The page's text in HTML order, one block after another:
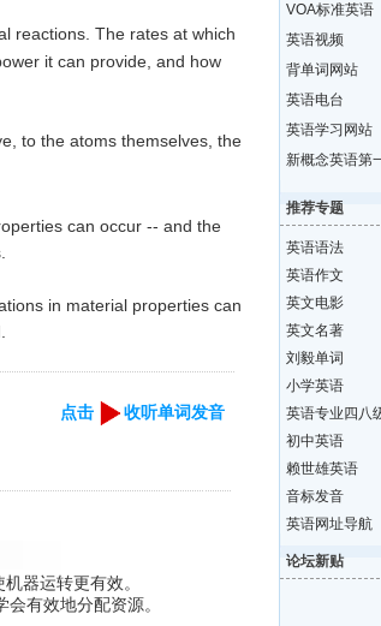
reactions. The rates at which
it can provide, and how
to the atoms themselves, the
can occur -- and the
in material properties can
点击 收听单词发音
器运转更有效。
有效地分配资源。
VOA标准英语
英语视频
背单词网站
英语电台
英语学习网站
新概念英语第
推荐专题
英语语法
英语作文
英文电影
英文名著
刘毅单词
小学英语
英语专业四八
初中英语
赖世雄英语
音标发音
英语网址导航
论坛新贴